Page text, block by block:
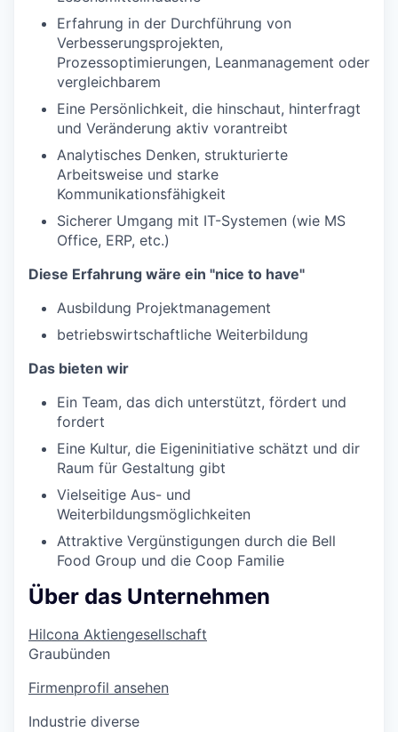
Erfahrung in der Durchführung von
Verbesserungsprojekten,
Prozessoptimierungen, Leanmanagement oder
vergleichbarem
Eine Persönlichkeit, die hinschaut, hinterfragt
und Veränderung aktiv vorantreibt
Analytisches Denken, strukturierte
Arbeitsweise und starke
Kommunikationsfähigkeit
Sicherer Umgang mit IT-Systemen (wie MS
Office, ERP, etc.)
Diese Erfahrung wäre ein "nice to have"
Ausbildung Projektmanagement
betriebswirtschaftliche Weiterbildung
Das bieten wir
Ein Team, das dich unterstützt, fördert und
fordert
Eine Kultur, die Eigeninitiative schätzt und dir
Raum für Gestaltung gibt
Vielseitige Aus- und
Weiterbildungsmöglichkeiten
Attraktive Vergünstigungen durch die Bell
Food Group und die Coop Familie
Über das Unternehmen
Hilcona Aktiengesellschaft
Graubünden
Firmenprofil ansehen
Industrie diverse